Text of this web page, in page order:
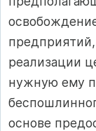
реализации
нужную ему
основе